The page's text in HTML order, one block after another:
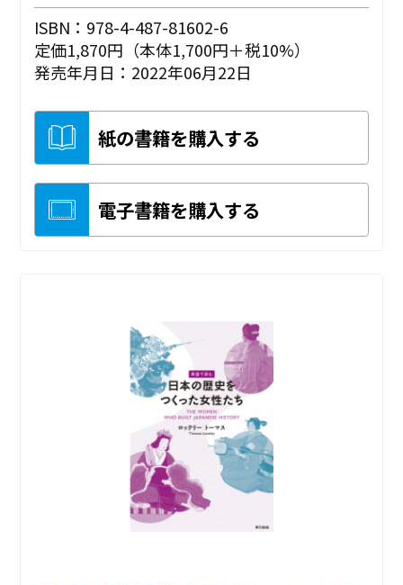
ISBN：978-4-487-81602-6
定価1,870円（本体1,700円＋税10%）
発売年月日：2022年06月22日
紙の書籍を購入する
電子書籍を購入する